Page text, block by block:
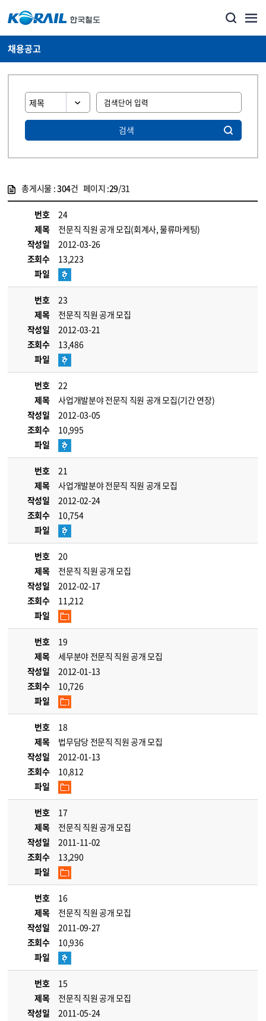
채용공고
검색
총게시물 :304건 페이지 :29/31
번호
24
제목
전문직 직원 공개 모집(회계사, 물류마케팅)
작성일
2012-03-26
조회수
13,223
파일
번호
23
제목
전문직 직원 공개 모집
작성일
2012-03-21
조회수
13,486
파일
번호
22
제목
사업개발분야 전문직 직원 공개 모집(기간 연장)
작성일
2012-03-05
조회수
10,995
파일
번호
21
제목
사업개발분야 전문직 직원 공개 모집
작성일
2012-02-24
조회수
10,754
파일
번호
20
제목
전문직 직원 공개 모집
작성일
2012-02-17
조회수
11,212
파일
번호
19
제목
세무분야 전문직 직원 공개 모집
작성일
2012-01-13
조회수
10,726
파일
번호
18
제목
법무담당 전문직 직원 공개 모집
작성일
2012-01-13
조회수
10,812
파일
번호
17
제목
전문직 직원 공개 모집
작성일
2011-11-02
조회수
13,290
파일
번호
16
제목
전문직 직원 공개 모집
작성일
2011-09-27
조회수
10,936
파일
번호
15
제목
전문직 직원 공개 모집
작성일
2011-05-24